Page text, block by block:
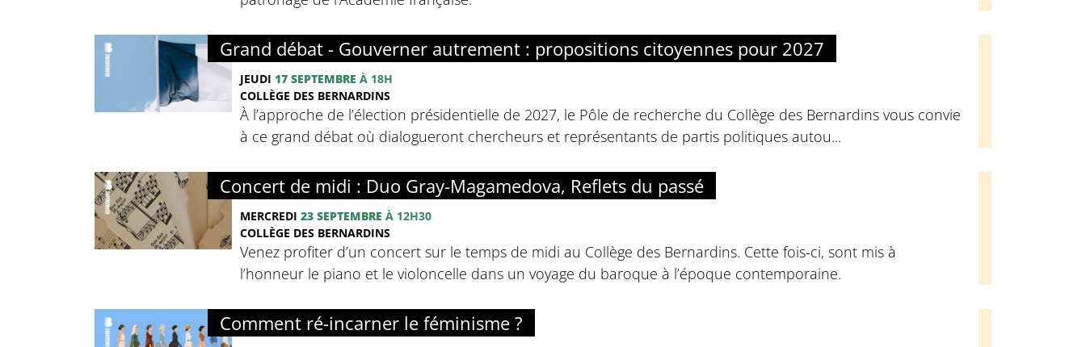
Grand débat - Gouverner autrement : propositions citoyennes pour 2027
JEUDI 17 SEPTEMBRE À 18H
COLLÈGE DES BERNARDINS
À l’approche de l’élection présidentielle de 2027, le Pôle de recherche du Collège des Bernardins vous convie
à ce grand débat où dialogueront chercheurs et représentants de partis politiques autou...
Concert de midi : Duo Gray-Magamedova, Reflets du passé
MERCREDI 23 SEPTEMBRE À 12H30
COLLÈGE DES BERNARDINS
Venez profiter d’un concert sur le temps de midi au Collège des Bernardins. Cette fois-ci, sont mis à
l’honneur le piano et le violoncelle dans un voyage du baroque à l’époque contemporaine.
Comment ré-incarner le féminisme ?